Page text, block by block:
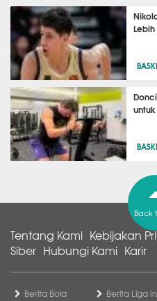
untuk
Back
Tentang Kami Kebijakan
Siber Hubungi Kami Karir
Berita Bola
Berita Liga